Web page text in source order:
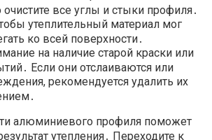
все углы и стыки профиля․
утеплительный материал мог
ко всей поверхности․
на наличие старой краски или
Если они отслаиваются или
рекомендуется удалить их
алюминиевого профиля поможет
утепления․ Переходите к